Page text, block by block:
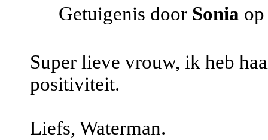
Getuigenis door Sonia
Super lieve vrouw, ik heb
positiviteit.
Liefs, Waterman.